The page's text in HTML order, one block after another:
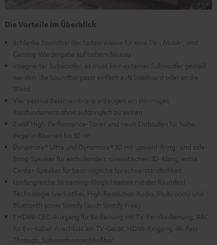
Die Vorteile im Überblick
Schlanke Soundbar der Spitzenklasse für eine TV-, Musik-, und
Gaming-Wiedergabe auf hohem Niveau
Integrierter Subwoofer, es muss kein externer Subwoofer gestellt
werden, die Soundbar passt einfach aufs Sideboard oder an die
Wand
Vier passive Bassmembrane erzeugen ein stimmiges
Bassfundament ohne aufdringlich zu wirken
Zwölf High-Performance-Töner und neun Endstufen für hohe
Pegel in Räumen bis 30 m²
Dynamore® Ultra und Dynamore® 3D mit upward-firing- und side-
firing-Speaker für einhüllenden, cineastischen 3D-Klang, extra
Center-Speaker für bestmögliche Sprachverständlichkeit
Umfangreiche Streaming-Möglichkeiten mit der Raumfeld
Technologie (verlustfrei, High Resolution Audio, Multiroom) und
Bluetooth sowie Spotify (auch Spotify Free)
1 HDMI-CEC-Ausgang für Bedienung mit TV-Fernbedienung, ARC
für Ein-Kabel-Anschluss am TV-Gerät, HDMI-Eingang, 4K-Pass-
Through, Subwoofer anschließbar